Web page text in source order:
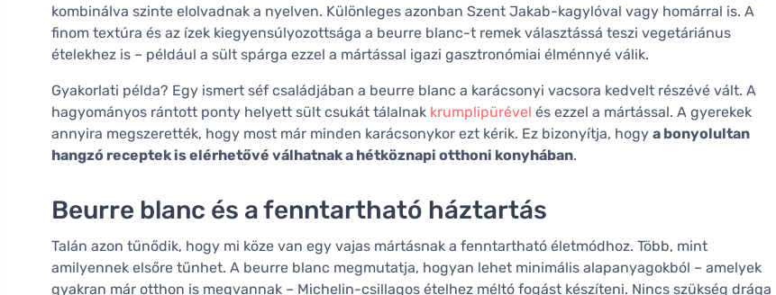
kombinálva szinte elolvadnak a nyelven. Különleges azonban Szent Jakab-kagylóval vagy homárral is. A
finom textúra és az ízek kiegyensúlyozottsága a beurre blanc-t remek választássá teszi vegetáriánus
ételekhez is – például a sült spárga ezzel a mártással igazi gasztronómiai élménnyé válik.
Gyakorlati példa? Egy ismert séf családjában a beurre blanc a karácsonyi vacsora kedvelt részévé vált. A
hagyományos rántott ponty helyett sült csukát tálalnak krumplipürével és ezzel a mártással. A gyerekek
annyira megszerették, hogy most már minden karácsonykor ezt kérik. Ez bizonyítja, hogy a bonyolultan
hangzó receptek is elérhetővé válhatnak a hétköznapi otthoni konyhában.
Beurre blanc és a fenntartható háztartás
Talán azon tűnődik, hogy mi köze van egy vajas mártásnak a fenntartható életmódhoz. Több, mint
amilyennek elsőre tűnhet. A beurre blanc megmutatja, hogyan lehet minimális alapanyagokból – amelyek
gyakran már otthon is megvannak – Michelin-csillagos ételhez méltó fogást készíteni. Nincs szükség drága